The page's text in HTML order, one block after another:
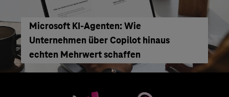
Microsoft KI-Agenten: Wie
Unternehmen über Copilot hinaus
echten Mehrwert schaffen